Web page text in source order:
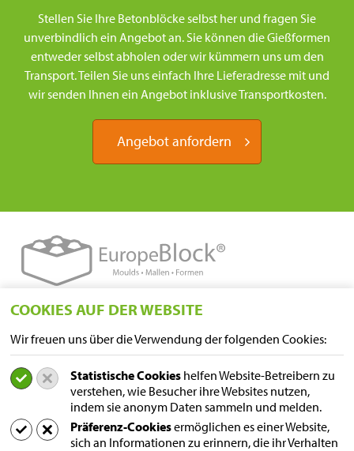
COOKIES AUF DER WEBSITE
Wir freuen uns über die Verwendung der folgenden Cookies:
Statistische Cookies helfen Website-Betreibern zu
verstehen, wie Besucher ihre Websites nutzen,
indem sie anonym Daten sammeln und melden.
Präferenz-Cookiesermöglichen es einer Website,
sich an Informationen zu erinnern, die ihr Verhalten
Stellen Sie Ihre Betonblöcke selbst her und fragen Sie
unverbindlich ein Angebot an. Sie können die Gießformen
entweder selbst abholen oder wir kümmern uns um den
Transport. Teilen Sie uns einfach Ihre Lieferadresse mit und
wir senden Ihnen ein Angebot inklusive Transportkosten.
Angebot anfordern
STANDORTE
Sampers Logistics BV P/A Euroblock
A. van Leeuwenhoekstraat 9
5916 PD Venlo
Niederlande
Postanschrift
Postfach 231